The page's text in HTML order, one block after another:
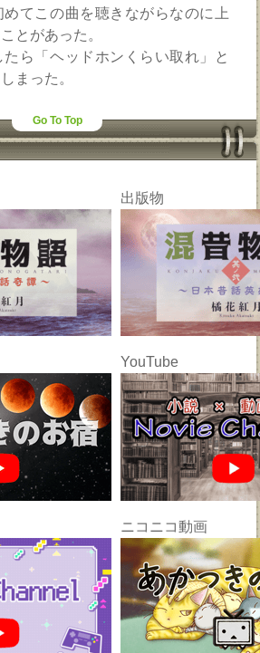
てこの曲を聴きながらなのに上
とがあった。
ら「ヘッドホンくらい取れ」と
まった。
Go To Top
出版物
YouTube
ニコニコ動画